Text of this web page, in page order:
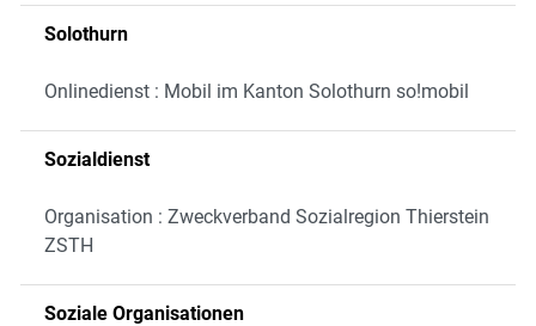
Solothurn
Onlinedienst : Mobil im Kanton Solothurn so!mobil
Sozialdienst
Organisation : Zweckverband Sozialregion Thierstein
ZSTH
Soziale Organisationen